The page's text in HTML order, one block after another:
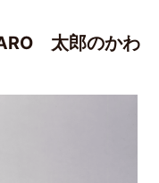
太郎のかわ